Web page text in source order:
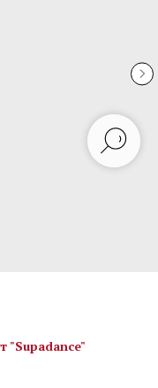
"Supadance"